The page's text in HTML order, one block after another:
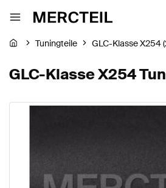
Tuningteile GLC-Klasse X254
GLC-Klasse X254